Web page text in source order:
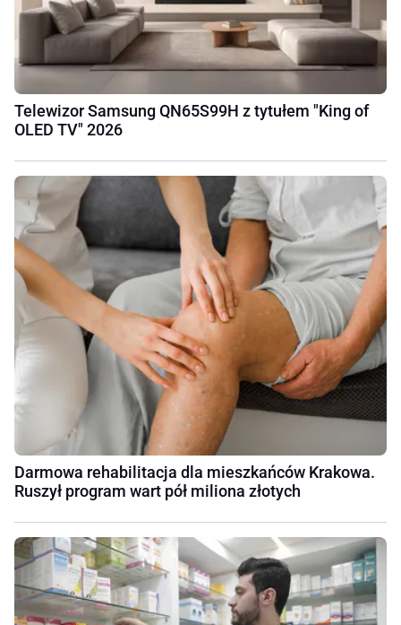
Telewizor Samsung QN65S99H z tytułem "King of
OLED TV" 2026
Darmowa rehabilitacja dla mieszkańców Krakowa.
Ruszył program wart pół miliona złotych